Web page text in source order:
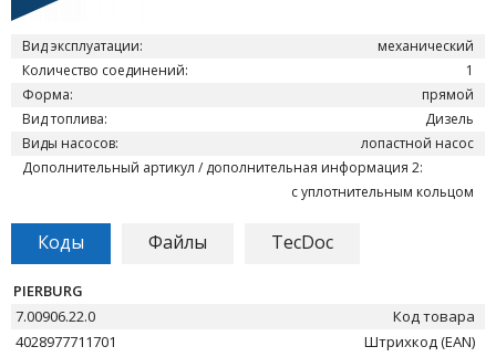
Вид эксплуатации:
механический
Количество соединений:
1
Форма:
прямой
Вид топлива:
Дизель
Виды насосов:
лопастной насос
Дополнительный артикул / дополнительная информация 2:
с уплотнительным кольцом
Коды Файлы TecDoc
PIERBURG
7.00906.22.0
Код товара
4028977711701
Штрихкод (EAN)